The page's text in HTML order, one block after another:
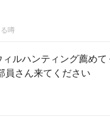
噂
ルハンティング薦めて
員さん来てください